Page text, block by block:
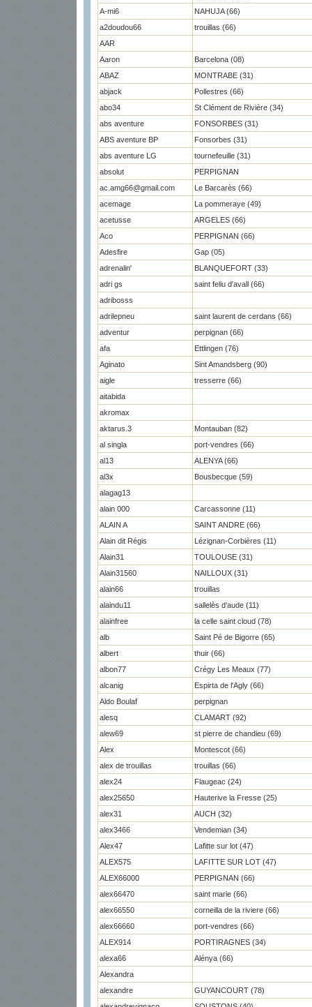
A-mi6
NAHUJA (66)
a2doudou66
trouillas (66)
AAR
Aaron
Barcelona (08)
ABAZ
MONTRABE (31)
abjack
Pollestres (66)
abo34
St Clément de Rivière (34)
abs aventure
FONSORBES (31)
ABS aventure BP
Fonsorbes (31)
abs aventure LG
tournefeuille (31)
absolut
PERPIGNAN
ac.amg66@gmail.com
Le Barcarès (66)
acemage
La pommeraye (49)
acetusse
ARGELES (66)
Aco
PERPIGNAN (66)
Adesfire
Gap (05)
adrenalin'
BLANQUEFORT (33)
adri gs
saint feliu d'avall (66)
adribosss
adrilepneu
saint laurent de cerdans (66)
adventur
perpignan (66)
afa
Ettlingen (76)
Aginato
Sint Amandsberg (90)
aigle
tresserre (66)
aitabida
akromax
aktarus.3
Montauban (82)
al singla
port-vendres (66)
al13
ALENYA (66)
al3x
Bousbecque (59)
alagag13
alain 000
Carcassonne (11)
ALAIN A
SAINT ANDRE (66)
Alain dit Régis
Lézignan-Corbières (11)
Alain31
TOULOUSE (31)
Alain31560
NAILLOUX (31)
alain66
trouillas
alaindu11
sallelès d'aude (11)
alainfree
la celle saint cloud (78)
alb
Saint Pé de Bigorre (65)
albert
thuir (66)
albon77
Crégy Les Meaux (77)
alcanig
Espirta de l'Agly (66)
Aldo Boulaf
perpignan
alesq
CLAMART (92)
alew69
st pierre de chandieu (69)
Alex
Montescot (66)
alex de trouillas
trouillas (66)
alex24
Flaugeac (24)
alex25650
Hauterive la Fresse (25)
alex31
AUCH (32)
alex3466
Vendemian (34)
Alex47
Lafitte sur lot (47)
ALEX575
LAFITTE SUR LOT (47)
ALEX66000
PERPIGNAN (66)
alex66470
saint marie (66)
alex66550
corneilla de la riviere (66)
alex66660
port-vendres (66)
ALEX914
PORTIRAGNES (34)
alexa66
Alénya (66)
Alexandra
alexandre
GUYANCOURT (78)